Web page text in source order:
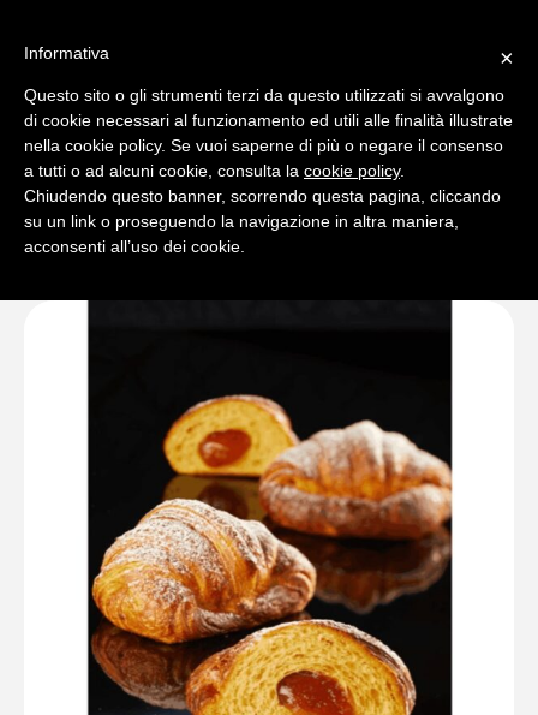
0
×
Informativa
Questo sito o gli strumenti terzi da questo utilizzati si avvalgono
di cookie necessari al funzionamento ed utili alle finalità illustrate
nella cookie policy. Se vuoi saperne di più o negare il consenso
a tutti o ad alcuni cookie, consulta la cookie policy.
Chiudendo questo banner, scorrendo questa pagina, cliccando
su un link o proseguendo la navigazione in altra maniera,
acconsenti all’uso dei cookie.